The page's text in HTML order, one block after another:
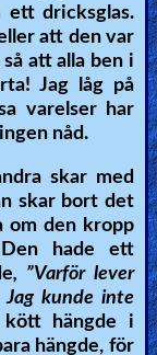
ett dricksglas.
att den var
att alla ben i
Jag låg på
varelser har
nåd.
skar med
skar bort det
om den kropp
hade ett
, ”Varför lever
kunde inte
hängde i
hängde, för